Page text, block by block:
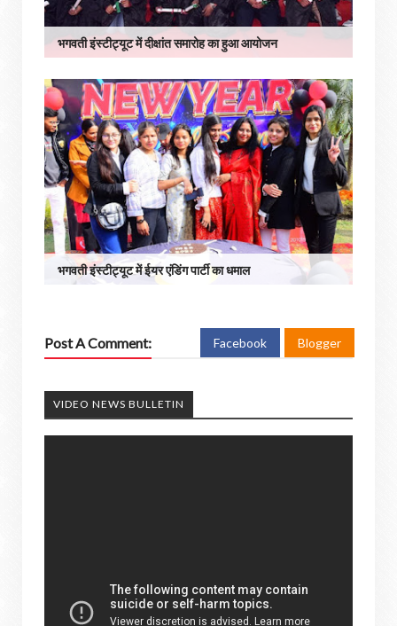
भगवती इंस्टीट्यूट में दीक्षांत समारोह का हुआ आयोजन
भगवती इंस्टीट्यूट में ईयर एंडिंग पार्टी का धमाल
Post A Comment: Facebook Blogger
VIDEO NEWS BULLETIN